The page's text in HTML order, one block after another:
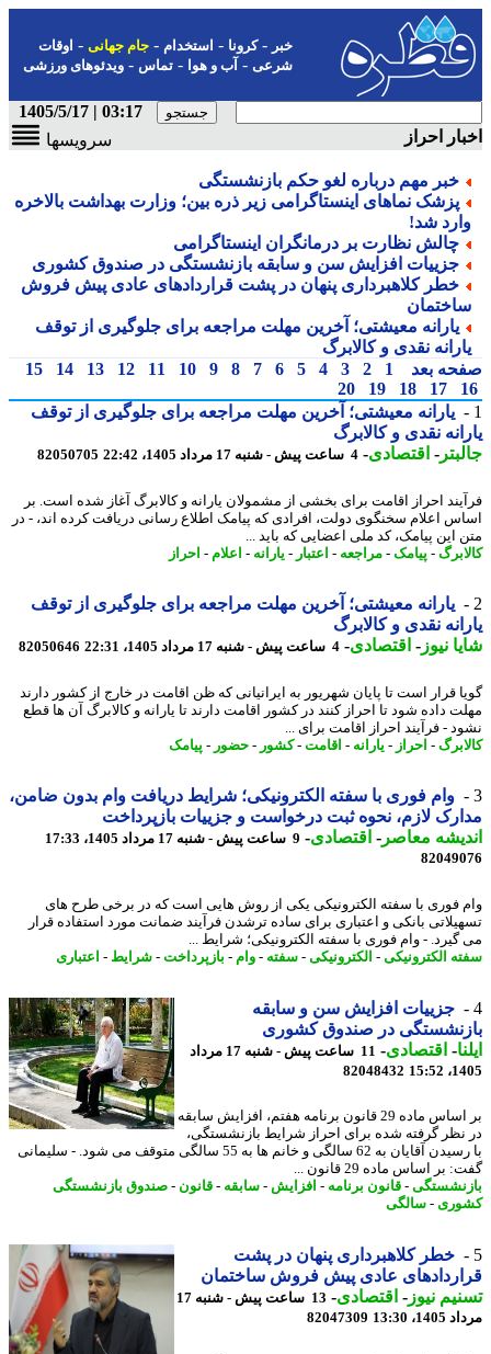
-کرونا-استخدام- جام جهانی-اوقات
شرعی-آب و هوا-تماس-ویدئوهای ورزشی
03:17 | 1405/5/17
احراز
سرویسها
خبر مهم درباره لغو حکم بازنشستگی
پزشک نماهای اینستاگرامی زیر ذره بین؛ وزارت بهداشت بالاخره
شد!
چالش نظارت بر درمانگران اینستاگرامی
جزییات افزایش سن و سابقه بازنشستگی در صندوق کشوری
خطر کلاهبرداری پنهان در پشت قراردادهای عادی پیش فروش
یارانه معیشتی؛ آخرین مهلت مراجعه برای جلوگیری از توقف
نقدی و کالابرگ
بعد
1
2
3
4
5
6
7
8
9
10
11
12
13
14
15
17
18
19
20
یارانه معیشتی؛ آخرین مهلت مراجعه برای جلوگیری از توقف
نقدی و کالابرگ
-اقتصادی-4 ساعت پیش - شنبه 17 مرداد 1405، 22:42 82050705
احراز اقامت برای بخشی از مشمولان یارانه و کالابرگ آغاز شده است. بر
اعلام سخنگوی دولت، افرادی که پیامک اطلاع رسانی دریافت کرده اند، - در
این پیامک، کد ملی اعضایی که باید ...
- پیامک-مراجعه -اعتبار-یارانه- اعلام -احراز
یارانه معیشتی؛ آخرین مهلت مراجعه برای جلوگیری از توقف
نقدی و کالابرگ
نیوز-اقتصادی-4 ساعت پیش - شنبه 17 مرداد 1405، 22:31 82050646
قرار است تا پایان شهریور به ایرانیانی که ظن اقامت در خارج از کشور دارند
داده شود تا احراز کنند در کشور اقامت دارند تا یارانه و کالابرگ آن ها قطع
- فرآیند احراز اقامت برای ...
- احراز- یارانه- اقامت-کشور-حضور-پیامک
وام فوری با سفته الکترونیکی؛ شرایط دریافت وام بدون ضامن،
لازم، نحوه ثبت درخواست و جزییات بازپرداخت
معاصر-اقتصادی-9 ساعت پیش - شنبه 17 مرداد 1405، 17:33
فوری با سفته الکترونیکی یکی از روش هایی است که در برخی طرح های
بانکی و اعتباری برای ساده ترشدن فرآیند ضمانت مورد استفاده قرار
- وام فوری با سفته الکترونیکی؛ شرایط ...
الکترونیکی-الکترونیکی-سفته-وام-بازپرداخت -شرایط -اعتباری
جزییات افزایش سن و سابقه
در صندوق کشوری
-اقتصادی-
11 ساعت پیش - شنبه 17 مرداد
82048432
بر اساس ماده 29 قانون برنامه هفتم، افزایش سابقه
گرفته شده برای احراز شرایط بازنشستگی،
با رسیدن آقایان به 62 سالگی و خانم ها به 55 سالگی متوقف می شود. - سلیمانی
اساس ماده 29 قانون ...
-قانون برنامه -افزایش -سابقه-قانون-صندوق بازنشستگی
- سالگی
خطر کلاهبرداری پنهان در پشت
عادی پیش فروش ساختمان
نیوز-اقتصادی-
13 ساعت پیش - شنبه 17
13:30
82047309